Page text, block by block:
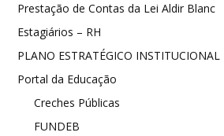
Prestação de Contas da Lei Aldir Blanc
Estagiários – RH
PLANO ESTRATÉGICO INSTITUCIONAL
Portal da Educação
Creches Públicas
FUNDEB